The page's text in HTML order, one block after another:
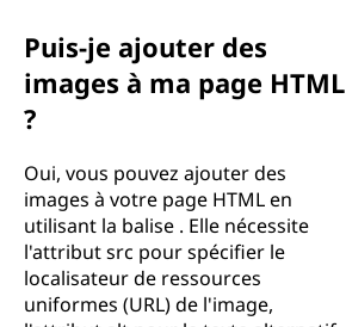
Puis-je ajouter des
images à ma page HTML
?
Oui, vous pouvez ajouter des
images à votre page HTML en
utilisant la balise . Elle nécessite
l'attribut src pour spécifier le
localisateur de ressources
uniformes (URL) de l'image,